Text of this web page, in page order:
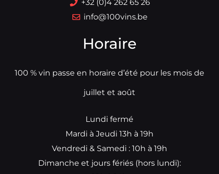
+32 (0)4 262 65 26
info@100vins.be
Horaire
100 % vin passe en horaire d’été pour les mois de
juillet et août
Lundi fermé
Mardi à Jeudi 13h à 19h
Vendredi & Samedi : 10h à 19h
Dimanche et jours fériés (hors lundi):